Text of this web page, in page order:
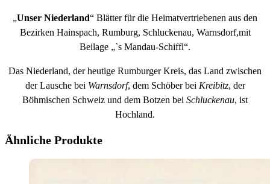
„Unser Niederland“ Blätter für die Heimatvertriebenen aus den
Bezirken Hainspach, Rumburg, Schluckenau, Warnsdorf,mit
Beilage „`s Mandau-Schiffl“.
Das Niederland, der heutige Rumburger Kreis, das Land zwischen
der Lausche bei Warnsdorf, dem Schöber bei Kreibitz, der
Böhmischen Schweiz und dem Botzen bei Schluckenau, ist
Hochland.
Ähnliche Produkte